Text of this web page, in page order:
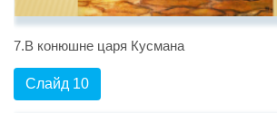
7.В конюшне царя Кусмана
Слайд 10